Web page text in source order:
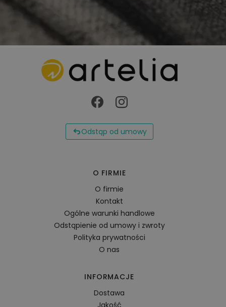
Odstąp od umowy
O FIRMIE
O firmie
Kontakt
Ogólne warunki handlowe
Odstąpienie od umowy i zwroty
Polityka prywatności
O nas
INFORMACJE
Dostawa
Jakość